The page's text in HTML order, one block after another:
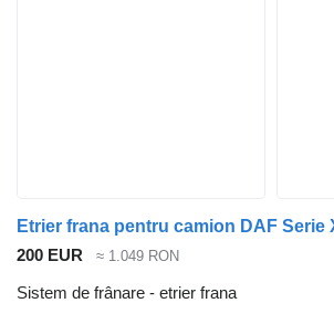
Etrier frana pentru camion DAF Serie
200 EUR
≈ 1.049 RON
Sistem de frânare - etrier frana